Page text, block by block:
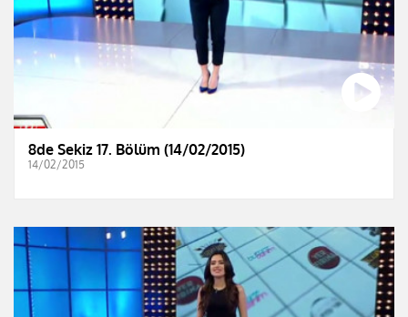
8de Sekiz 17. Bölüm (14/02/2015)
14/02/2015